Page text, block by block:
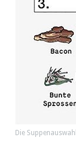
Die